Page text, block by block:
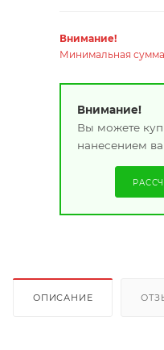
Внимание!
Минимальная сумма
Внимание!
Вы можете
нанесением
ОПИСАНИЕ